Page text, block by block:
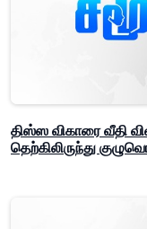
திஸ்ஸ விகாரை வீதி
தெற்கிலிருந்து